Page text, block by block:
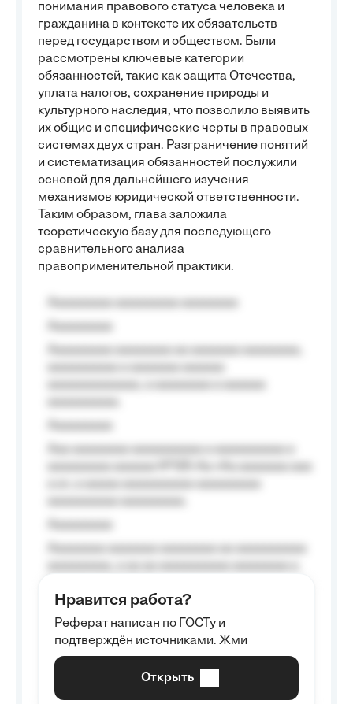
понимания правового статуса человека и
гражданина в контексте их обязательств
перед государством и обществом. Были
рассмотрены ключевые категории
обязанностей, такие как защита Отечества,
уплата налогов, сохранение природы и
культурного наследия, что позволило выявить
их общие и специфические черты в правовых
системах двух стран. Разграничение понятий
и систематизация обязанностей послужили
основой для дальнейшего изучения
механизмов юридической ответственности.
Таким образом, глава заложила
теоретическую базу для последующего
сравнительного анализа
правоприменительной практики.
Aaaaaaaaa
Aaaaaaaaaa aa aaa aaaaaaaaa, a aaa
aaaaaaaaaa aaa, a aaaaaaaaaa, aaaaaa
aaaaaa a aaaaaa.
Aaaaaa-aaaaaaaaaaa aaaaaa
Нравится работа?
Реферат написан по ГОСТу и
подтверждён источниками. Жми
Открыть